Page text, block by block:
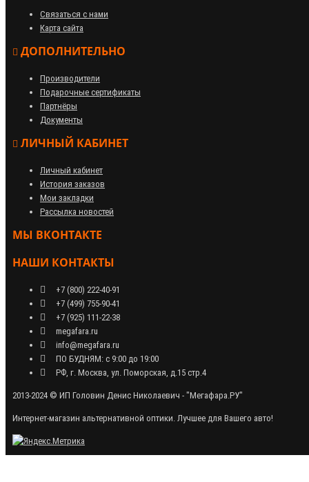
Связаться с нами
Карта сайта
ДОПОЛНИТЕЛЬНО
Производители
Подарочные сертификаты
Партнёры
Документы
ЛИЧНЫЙ КАБИНЕТ
Личный кабинет
История заказов
Мои закладки
Рассылка новостей
МЫ ВКОНТАКТЕ
НАШИ КОНТАКТЫ
+7 (800) 222-40-91
+7 (499) 755-90-41
+7 (925) 111-22-38
megafara.ru
info@megafara.ru
ПО БУДНЯМ: с 9:00 до 19:00
РФ, г. Москва, ул. Поморская, д.15 стр.4
2013-2024 © ИП Головин Денис Николаевич - "Мегафара.РУ"
Интернет-магазин альтернативной оптики. Лучшее для Вашего авто!